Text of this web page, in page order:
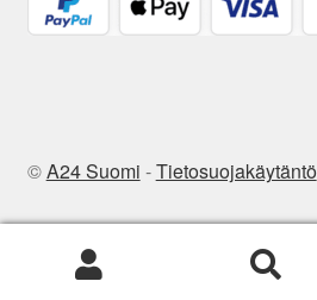
©A24 Suomi -Tietosuojakäytäntö